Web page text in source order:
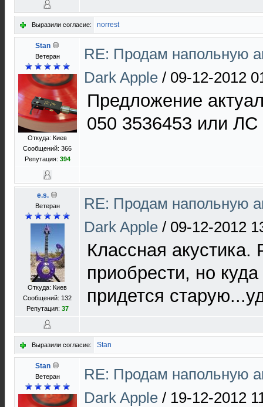
Выразили согласие: norrest
Stan
Ветеран
Откуда: Киев
Сообщений: 366
Репутация: 394
RE: Продам напольную
Dark Apple / 09-12-2012
Предложение
050 3536453 или ЛС
e.s.
Ветеран
Откуда: Киев
Сообщений: 132
Репутация: 37
RE: Продам напольную
Dark Apple / 09-12-2012
Клаccная акуcтика.
приобреcти, но
придетcя
Выразили согласие: Stan
Stan
Ветеран
RE: Продам напольную
Dark Apple / 19-12-2012